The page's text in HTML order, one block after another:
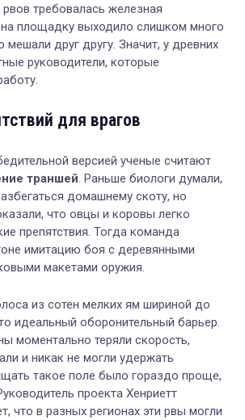
требовалась железная
площадку выходило слишком много
друг другу. Значит, у древних
руководители, которые
для врагов
версией ученые считают
траншей. Раньше биологи думали,
домашнему скоту, но
что овцы и коровы легко
препятствия. Тогда команда
имитацию боя с деревянными
макетами оружия.
из сотен мелких ям шириной до
идеальный оборонительный барьер.
моментально теряли скорость,
и никак не могли удержать
такое поле было гораздо проще,
проекта Хенриетт
что в разных регионах эти рвы могли